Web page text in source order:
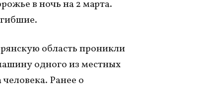
в ночь на 2 марта.
область проникли
одного из местных
Ранее о